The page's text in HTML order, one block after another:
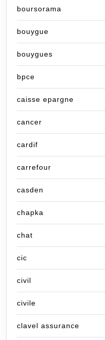
boursorama
bouygue
bouygues
bpce
caisse epargne
cancer
cardif
carrefour
casden
chapka
chat
cic
civil
civile
clavel assurance